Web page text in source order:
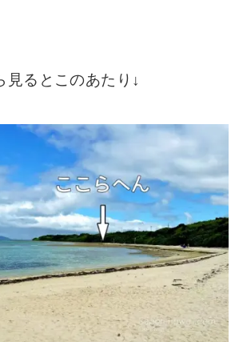
見るとこのあたり↓